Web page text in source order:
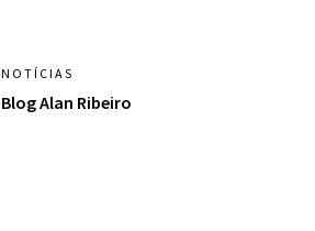
NOTÍCIAS
Blog Alan Ribeiro